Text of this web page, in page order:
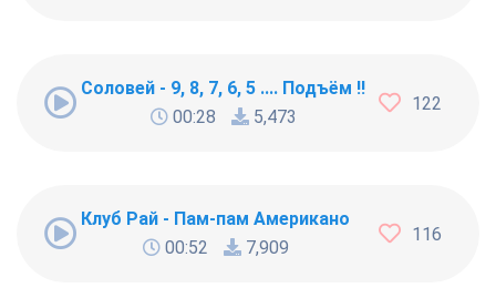
Соловей - 9, 8, 7, 6, 5 .... Подъём !!!
00:28
5,473
122
Клуб Рай - Пам-пам Американо
00:52
7,909
116